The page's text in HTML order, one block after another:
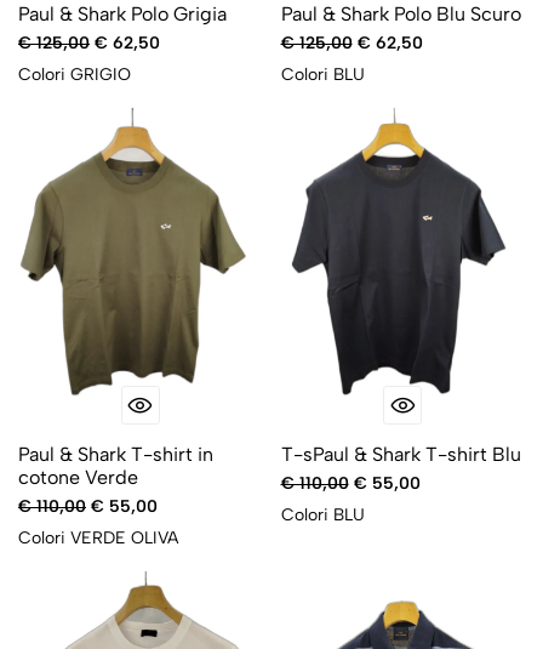
Paul & Shark Polo Grigia
€ 125,00 € 62,50
Colori GRIGIO
Paul & Shark Polo Blu Scuro
€ 125,00€ 62,50
Colori BLU
Paul & Shark T-shirt in
cotone Verde
€ 110,00 € 55,00
Colori VERDE OLIVA
T-sPaul & Shark T-shirt Blu
€ 110,00€ 55,00
Colori BLU